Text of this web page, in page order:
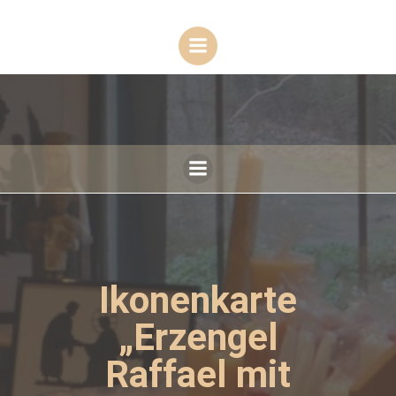
Inhalt
springen
Ikonenkarte
„Erzengel
Raffael mit